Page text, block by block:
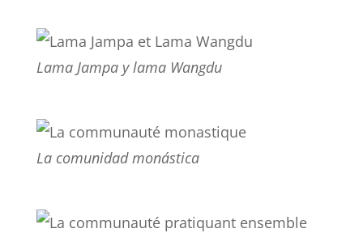
Lama Jampa y lama Wangdu
La comunidad monástica